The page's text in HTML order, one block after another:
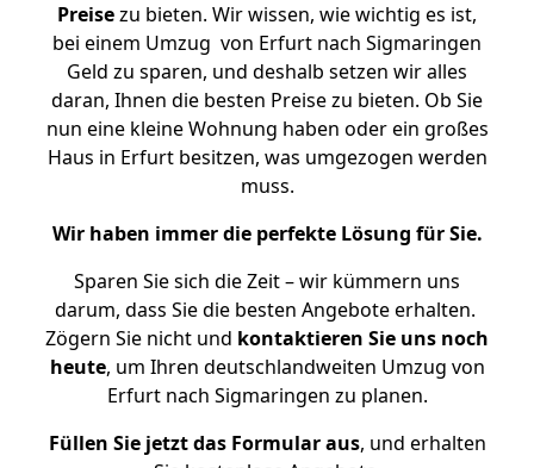
Preisezu bieten. Wir wissen, wie wichtig es ist,
bei einem Umzug von Erfurt nach Sigmaringen
Geld zu sparen, und deshalb setzen wir alles
daran, Ihnen die besten Preise zu bieten. Ob Sie
nun eine kleine Wohnung haben oder ein großes
Haus in Erfurt besitzen, was umgezogen werden
muss.
Wir haben immer die perfekte Lösung für Sie.
Sparen Sie sich die Zeit – wir kümmern uns
darum, dass Sie die besten Angebote erhalten.
Zögern Sie nicht und kontaktieren Sie uns noch
heute, um Ihren deutschlandweiten Umzug von
Erfurt nach Sigmaringen zu planen.
Füllen Sie jetzt das Formular aus, und erhalten